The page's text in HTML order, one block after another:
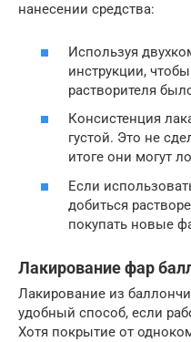
нанесении средства:
Используя
инструкции,
растворителя
Консистенция
густой. Это не
итоге они могут
Если
добиться
покупать новые
Лакирование фар
Лакирование из
удобный способ, если
Хотя покрытие от